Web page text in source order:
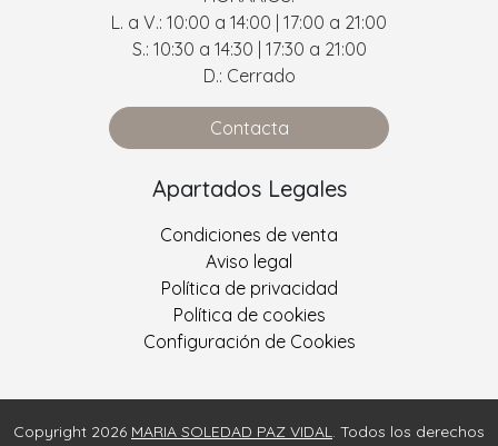
L. a V.: 10:00 a 14:00 | 17:00 a 21:00
S.: 10:30 a 14:30 | 17:30 a 21:00
D.: Cerrado
Contacta
Apartados Legales
Condiciones de venta
Aviso legal
Política de privacidad
Política de cookies
Configuración de Cookies
Copyright 2026 MARIA SOLEDAD PAZ VIDAL . Todos los derechos